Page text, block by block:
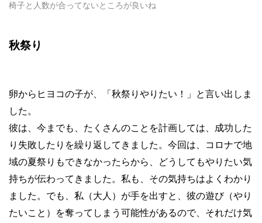
椅子と人数が合ってないところが良いね
秋祭り
卵からヒヨコの子が、「秋祭りやりたい！」と言い出しま
した。
彼は、今までも、たくさんのことを計画しては、成功した
り失敗したりを繰り返してきました。今回は、コロナで地
域の夏祭りもできなかったらから、どうしてもやりたい気
持ちが伝わってきました。私も、その気持ちはよくわかり
ました。でも、私（大人）が手を出すと、彼の遊び（やり
たいこと）を奪ってしまう可能性があるので、それだけ気